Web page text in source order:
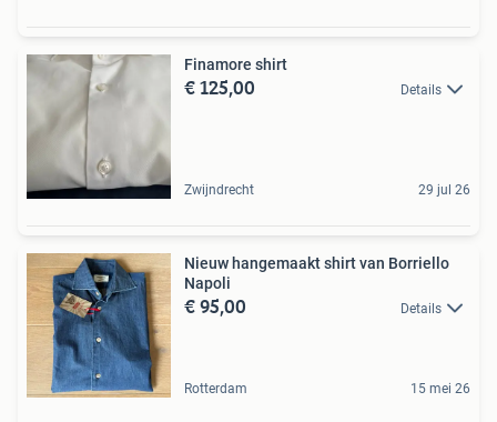
Finamore shirt
€ 125,00 Details
Zwijndrecht 29 jul 26
Nieuw hangemaakt shirt van Borriello
Napoli
€ 95,00 Details
Rotterdam 15 mei 26